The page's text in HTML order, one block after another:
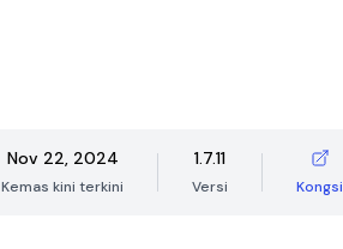
Nov 22, 2024
Kemas kini terkini
1.7.11
Versi Kongsi